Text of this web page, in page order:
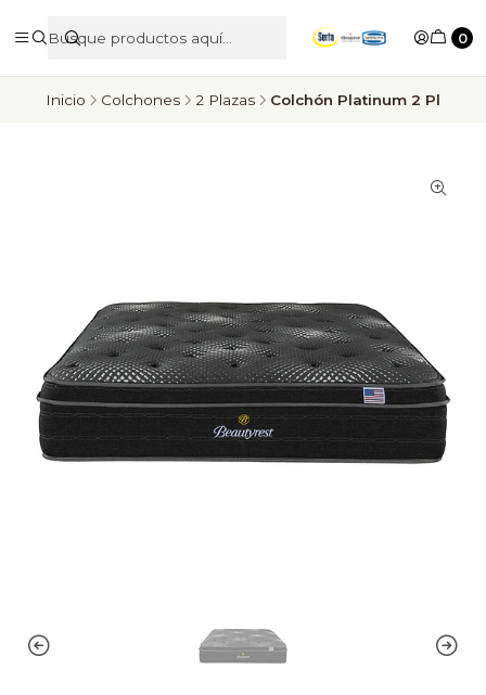
0
Inicio Colchones 2 Plazas Colchón Platinum 2 Pl